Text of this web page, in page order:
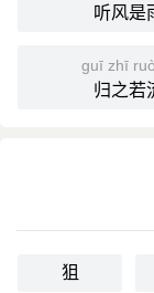
听风是
guī zhī
归之若
狙